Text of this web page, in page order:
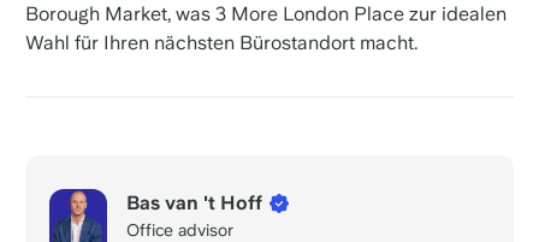
Borough Market, was 3 More London Place zur idealen
Wahl für Ihren nächsten Bürostandort macht.
Bas van 't Hoff
Office advisor